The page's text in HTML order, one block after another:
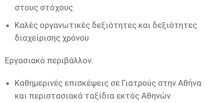
στους στόχους.
Καλές οργανωτικές δεξιότητες και δεξιότητες
διαχείρισης χρόνου
Εργασιακό περιβάλλον:
Καθημερινές επισκέψεις σε Γιατρούς στην Αθήνα
και περιστασιακά ταξίδια εκτός Αθηνών.